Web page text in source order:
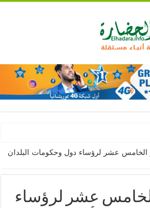
الخامس عشر لرؤساء دول وحكومات البلدان
الخامس عشر لرؤساء